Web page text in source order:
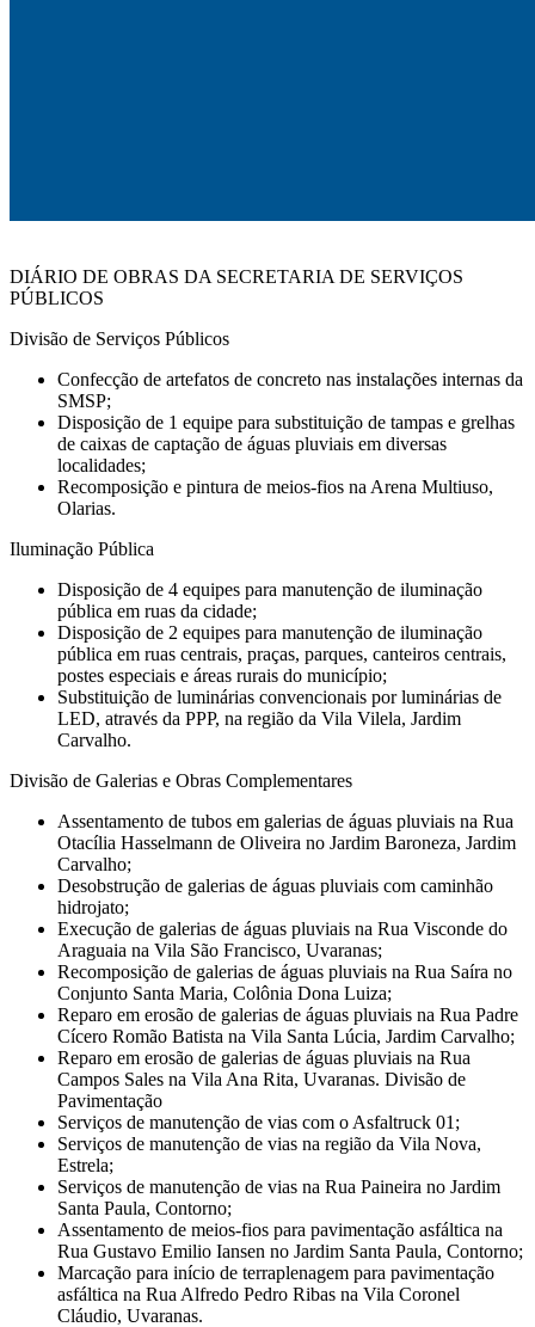
DIÁRIO DE OBRAS DA SECRETARIA DE SERVIÇOS
PÚBLICOS
Divisão de Serviços Públicos
Confecção de artefatos de concreto nas instalações internas da
SMSP;
Disposição de 1 equipe para substituição de tampas e grelhas
de caixas de captação de águas pluviais em diversas
localidades;
Recomposição e pintura de meios-fios na Arena Multiuso,
Olarias.
Iluminação Pública
Disposição de 4 equipes para manutenção de iluminação
pública em ruas da cidade;
Disposição de 2 equipes para manutenção de iluminação
pública em ruas centrais, praças, parques, canteiros centrais,
postes especiais e áreas rurais do município;
Substituição de luminárias convencionais por luminárias de
LED, através da PPP, na região da Vila Vilela, Jardim
Carvalho.
Divisão de Galerias e Obras Complementares
Assentamento de tubos em galerias de águas pluviais na Rua
Otacília Hasselmann de Oliveira no Jardim Baroneza, Jardim
Carvalho;
Desobstrução de galerias de águas pluviais com caminhão
hidrojato;
Execução de galerias de águas pluviais na Rua Visconde do
Araguaia na Vila São Francisco, Uvaranas;
Recomposição de galerias de águas pluviais na Rua Saíra no
Conjunto Santa Maria, Colônia Dona Luiza;
Reparo em erosão de galerias de águas pluviais na Rua Padre
Cícero Romão Batista na Vila Santa Lúcia, Jardim Carvalho;
Reparo em erosão de galerias de águas pluviais na Rua
Campos Sales na Vila Ana Rita, Uvaranas. Divisão de
Pavimentação
Serviços de manutenção de vias com o Asfaltruck 01;
Serviços de manutenção de vias na região da Vila Nova,
Estrela;
Serviços de manutenção de vias na Rua Paineira no Jardim
Santa Paula, Contorno;
Assentamento de meios-fios para pavimentação asfáltica na
Rua Gustavo Emilio Iansen no Jardim Santa Paula, Contorno;
Marcação para início de terraplenagem para pavimentação
asfáltica na Rua Alfredo Pedro Ribas na Vila Coronel
Cláudio, Uvaranas.